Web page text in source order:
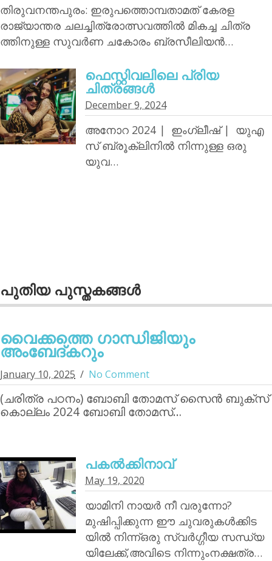
തിരുവനന്തപുരം: ഇരുപത്തൊമ്പതാമത് കേരള
രാജ്യാന്തര ചലച്ചിത്രോത്സവത്തില്‍ മികച്ച ചിത്ര
ത്തിനുള്ള സുവര്‍ണ ചകോരം ബ്രസീലിയന്‍…
ഫെസ്റ്റിവലിലെ പ്രിയ
ചിത്രങ്ങള്‍
December 9, 2024
അനോറ 2024 | ഇംഗ്ലീഷ് | യുഎ
സ് ബ്രൂക്ലിനില്‍ നിന്നുള്ള ഒരു
യുവ…
പുതിയ പുസ്തകങ്ങള്‍
വൈക്കത്തെ ഗാന്ധിജിയും
അംബേദ്കറും
January 10, 2025 No Comment
(ചരിത്ര പഠനം) ബോബി തോമസ് സൈന്‍ ബുക്‌സ്
കൊല്ലം 2024 ബോബി തോമസ്…
പകൽക്കിനാവ്‌
May 19, 2020
യാമിനി നായര്‍ നീ വരുന്നോ?
മുഷിപ്പിക്കുന്ന ഈ ചുവരുകൾക്കിട
യിൽ നിന്ന്ഒരു സ്വർഗ്ഗീയ സന്ധ്യ
യിലേക്ക്,അവിടെ നിന്നുംനക്ഷത്ര…